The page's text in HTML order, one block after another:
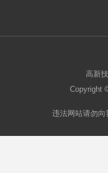
高新
Copyright
违法网站请勿